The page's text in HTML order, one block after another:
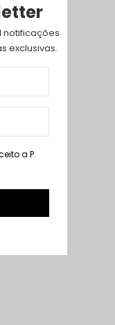
de 2026
notificações
exclusivas.
a P.